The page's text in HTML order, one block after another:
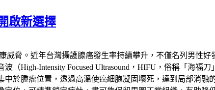
啟新選擇
威脅。近年台灣攝護腺癌發生率持續攀升，不僅名列男性
High-Intensity Focused Ultrasound，HIFU，俗稱「海福
於腫瘤位置，透過高溫使癌細胞凝固壞死，達到局部消融